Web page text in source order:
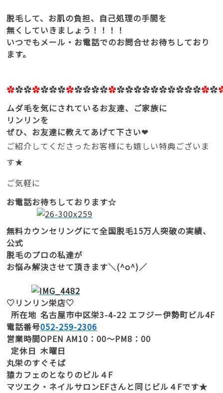
脱毛して、お肌の負担、自己処理の手間を
無くしていきましょう！！！！
いつでもメール・お電話でのお問合せお待ちしており
ます。
✿✿✿✿✿✿✿✿✿✿✿✿✿✿✿✿✿✿✿✿✿✿✿✿✿
ムダ毛を気にされているお友達、ご家族に
リンリンを
ぜひ、お友達に教えてあげて下さい❤
ご紹介してくださったお客様にも嬉しい特典ございま
す★
ご気軽に
お電話お待ちしております☆
無料カウンセリングにて全国脱毛15万人突破の実績、
公式
脱毛のプロの私達が
お悩み解決させて頂きます＼(^o^)／
♡リンリン栄店♡
所在地 名古屋市中区栄3-4-22 エフジー伊勢町ビル4F
電話番号052-259-2306
営業時間OPEN AM10：00～PM8：00
定休日 木曜日
丸栄のすぐそば
猿カフェのとなりのビル４F
マツエク・ネイルサロンEFさんと同じビル４Fです★